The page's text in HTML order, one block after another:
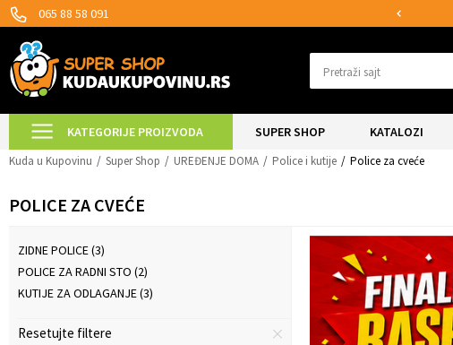
065 88 58 091
Pretraži sajt
KATEGORIJE PROIZVODA SUPER SHOP KATALOZI
Kuda u Kupovinu Super Shop UREĐENJE DOMA Police i kutije Police za cveće
POLICE ZA CVEĆE
ZIDNE POLICE(3)
POLICE ZA RADNI STO (2)
KUTIJE ZA ODLAGANJE(3)
Resetujte filtere